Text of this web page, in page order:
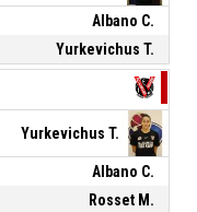
Albano C.
Yurkevichus T.
Yurkevichus T.
Albano C.
Rosset M.